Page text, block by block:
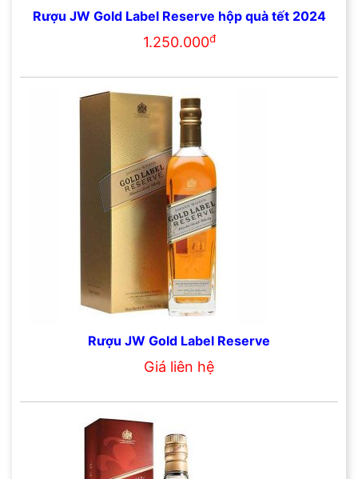
Rượu JW Gold Label Reserve hộp quà tết 2024
1.250.000đ
Rượu JW Gold Label Reserve
Giá liên hệ